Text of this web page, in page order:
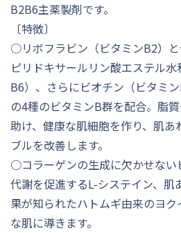
B2B6主薬製剤です。
〔特徴〕
○リボフラビン（ビタミンB2）
ピリドキサールリン酸エステル
B6）、さらにビオチン（ビタミ
の4種のビタミンB群を配合。脂
助け、健康な肌細胞を作り、肌あ
ブルを改善します。
○コラーゲンの生成に欠かせない
代謝を促進するL-システイン、肌
果が知られたハトムギ由来のヨ
な肌に導きます。